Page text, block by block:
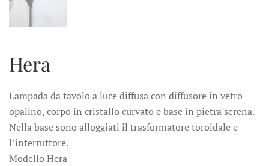
Hera
Lampada da tavolo a luce diffusa con diffusore in vetro
opalino, corpo in cristallo curvato e base in pietra serena.
Nella base sono alloggiati il trasformatore toroidale e
l’interruttore.
Modello Hera